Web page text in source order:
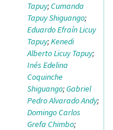
Tapuy;Cumanda
Tapuy Shiguango;
Eduardo Efraín Licuy
Tapuy;Kenedi
Alberto Licuy Tapuy;
Inés Edelina
Coquinche
Shiguango;Gabriel
Pedro Alvarado Andy;
Domingo Carlos
Grefa Chimbo;